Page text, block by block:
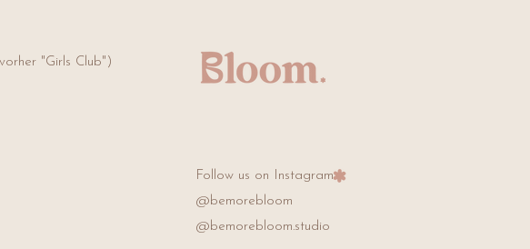
"Girls Club")
Follow us on Instagram
@bemorebloom
@bemorebloom.studio